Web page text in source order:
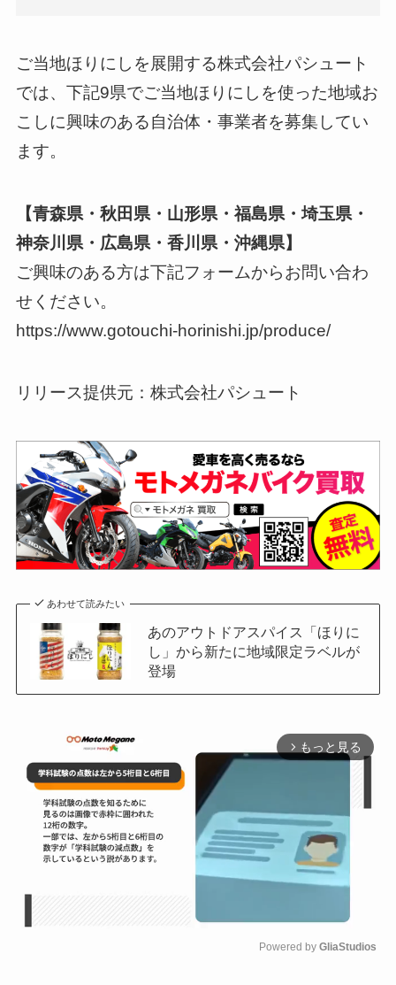
ご当地ほりにしを展開する株式会社パシュート
では、下記9県でご当地ほりにしを使った地域お
こしに興味のある自治体・事業者を募集してい
ます。
【青森県・秋田県・山形県・福島県・埼玉県・
神奈川県・広島県・香川県・沖縄県】
ご興味のある方は下記フォームからお問い合わ
せください。
https://www.gotouchi-horinishi.jp/produce/
リリース提供元：株式会社パシュート
あわせて読みたい
あのアウトドアスパイス「ほりに
し」から新たに地域限定ラベルが
登場
arrow_forward_ios もっと見る
Powered by GliaStudios